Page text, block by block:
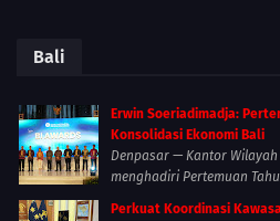
Bali
Erwin Soeriadimadja:
Konsolidasi Ekonomi Bali
Denpasar — Kantor
menghadiri Pertemuan
Perkuat Koordinasi